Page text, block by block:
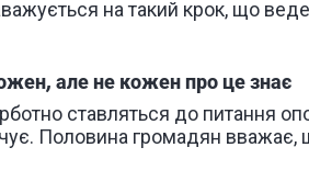
на такий крок, що веде
але не кожен про це знає
ставляться до питання
Половина громадян